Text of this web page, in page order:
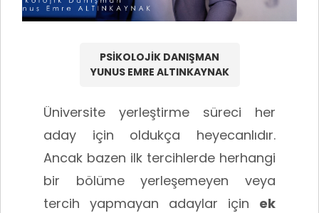
PSIKOLOJIK DANIŞMAN
YUNUS EMRE ALTINKAYNAK
Üniversite yerleştirme süreci her
aday için oldukça heyecanlıdır.
Ancak bazen ilk tercihlerde herhangi
bir bölüme yerleşemeyen veya
tercih yapmayan adaylar için ek